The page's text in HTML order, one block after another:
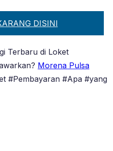
DISINI
Terbaru di Loket
Morena Pulsa
#Pembayaran #Apa #yang